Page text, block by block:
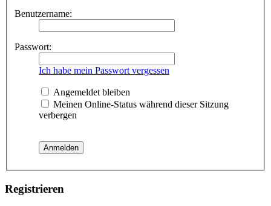
Benutzername:
Passwort:
Ich habe mein Passwort vergessen
Angemeldet bleiben
Meinen Online-Status während dieser Sitzung
verbergen
Registrieren